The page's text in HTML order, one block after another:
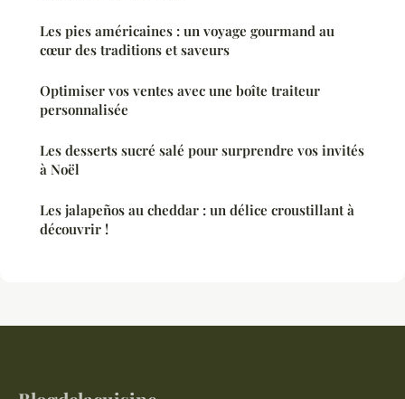
Les pies américaines : un voyage gourmand au
cœur des traditions et saveurs
Optimiser vos ventes avec une boîte traiteur
personnalisée
Les desserts sucré salé pour surprendre vos invités
à Noël
Les jalapeños au cheddar : un délice croustillant à
découvrir !